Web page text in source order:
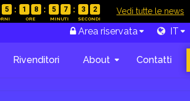
5 1 8 5 7 3 1 Vedi tutte le news
Area riservata IT
Rivenditori About Contatti